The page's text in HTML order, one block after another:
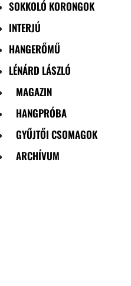
SOKKOLÓ KORONGOK
INTERJÚ
HANGERŐMŰ
LÉNÁRD LÁSZLÓ
MAGAZIN
HANGPRÓBA
GYŰJTŐI CSOMAGOK
ARCHÍVUM